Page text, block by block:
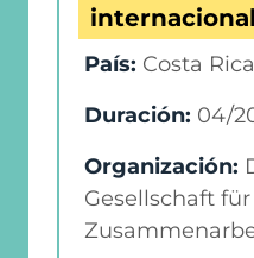
internacional
País: Costa Rica
Duración: 04/
Organización:
Gesellschaft